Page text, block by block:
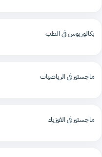
بكالوريوس في الطب
ماجستير في الرياضيات
ماجستير في الفيزياء